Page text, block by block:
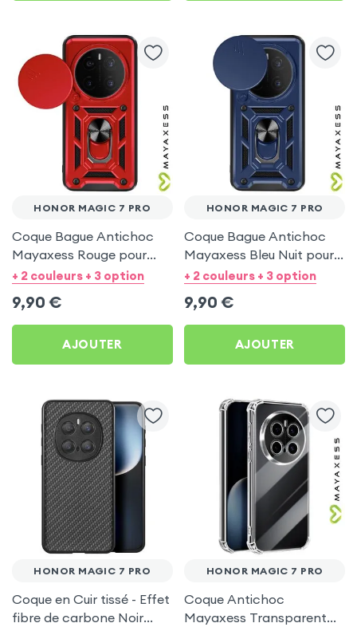
HONOR MAGIC 7 PRO
Coque Bague Antichoc
Mayaxess Rouge pour
Honor Magic 7 Pro
+ 2 couleurs + 3 option
9,90 €
AJOUTER
HONOR MAGIC 7 PRO
Coque Bague Antichoc
Mayaxess Bleu Nuit pour
Honor Magic 7 Pro
+ 2 couleurs + 3 option
9,90 €
AJOUTER
HONOR MAGIC 7 PRO
Coque en Cuir tissé - Effet
fibre de carbone Noir
HONOR MAGIC 7 PRO
Coque Antichoc
Mayaxess Transparent